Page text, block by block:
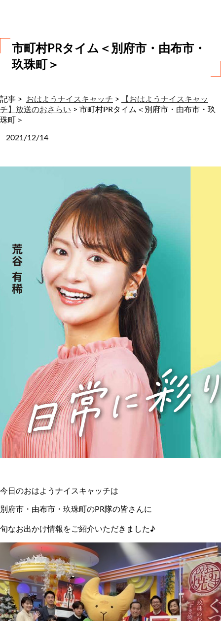
市町村PRタイム＜別府市・由布市・
玖珠町＞
記事 > おはようナイスキャッチ >
【おはようナイスキャッ
チ】放送のおさらい > 市町村PRタイム＜別府市・由布市・玖
珠町＞
2021/12/14
今日のおはようナイスキャッチは
別府市・由布市・玖珠町のPR隊の皆さんに
旬なお出かけ情報をご紹介いただきました♪